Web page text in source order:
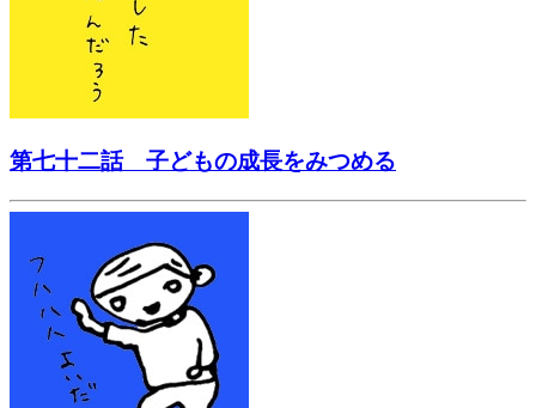
第七十二話 子どもの成長をみつめる